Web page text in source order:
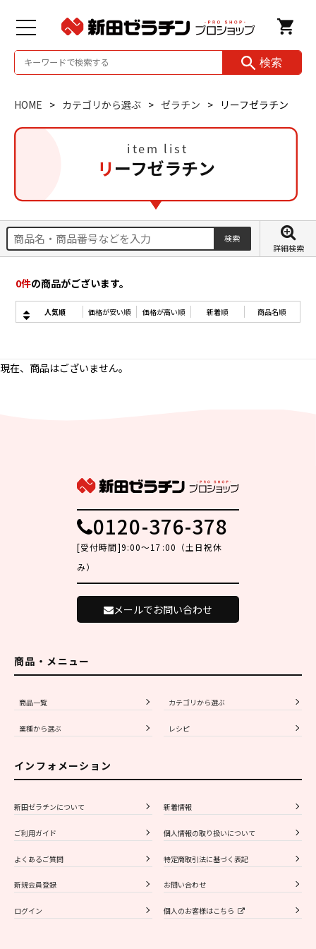
検索
HOME カテゴリから選ぶ ゼラチン リーフゼラチン
リーフゼラチン
詳細検索
0件の商品がございます。
人気順 価格が安い順 価格が高い順 新着順 商品名順
現在、商品はございません。
0120-376-378
[受付時間]9:00～17:00（土日祝休
み）
メールでお問い合わせ
商品・メニュー
商品一覧 カテゴリから選ぶ
業種から選ぶ レシピ
インフォメーション
新田ゼラチンについて 新着情報
ご利用ガイド 個人情報の取り扱いについて
よくあるご質問 特定商取引法に基づく表記
新規会員登録 お問い合わせ
ログイン 個人のお客様はこちら